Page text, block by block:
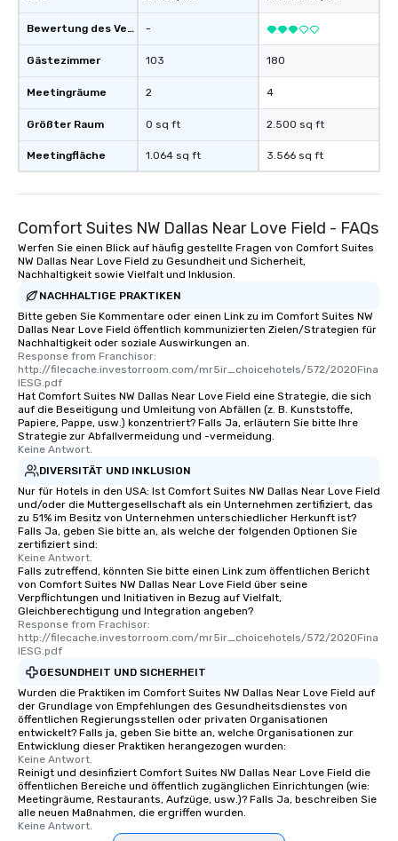
Bewertung des Veranstaltungsortes
Gästezimmer
Meetingräume
Größter Raum
Meetingfläche
-
103
2
0 sq ft
1.064 sq ft
180
4
2.500 sq ft
3.566 sq ft
Comfort Suites NW Dallas Near Love Field - FAQs
Werfen Sie einen Blick auf häufig gestellte Fragen von Comfort Suites
NW Dallas Near Love Field zu Gesundheit und Sicherheit,
Nachhaltigkeit sowie Vielfalt und Inklusion.
NACHHALTIGE PRAKTIKEN
Bitte geben Sie Kommentare oder einen Link zu im Comfort Suites NW
Dallas Near Love Field öffentlich kommunizierten Zielen/Strategien für
Nachhaltigkeit oder soziale Auswirkungen an.
Response from Franchisor:
http://filecache.investorroom.com/mr5ir_choicehotels/572/2020Fina
lESG.pdf
Hat Comfort Suites NW Dallas Near Love Field eine Strategie, die sich
auf die Beseitigung und Umleitung von Abfällen (z. B. Kunststoffe,
Papiere, Pappe, usw.) konzentriert? Falls Ja, erläutern Sie bitte Ihre
Strategie zur Abfallvermeidung und -vermeidung.
Keine Antwort.
DIVERSITÄT UND INKLUSION
Nur für Hotels in den USA: Ist Comfort Suites NW Dallas Near Love Field
und/oder die Muttergesellschaft als ein Unternehmen zertifiziert, das
zu 51% im Besitz von Unternehmen unterschiedlicher Herkunft ist?
Falls Ja, geben Sie bitte an, als welche der folgenden Optionen Sie
zertifiziert sind:
Keine Antwort.
Falls zutreffend, könnten Sie bitte einen Link zum öffentlichen Bericht
von Comfort Suites NW Dallas Near Love Field über seine
Verpflichtungen und Initiativen in Bezug auf Vielfalt,
Gleichberechtigung und Integration angeben?
Response from Frachisor:
http://filecache.investorroom.com/mr5ir_choicehotels/572/2020Fina
lESG.pdf
GESUNDHEIT UND SICHERHEIT
Wurden die Praktiken im Comfort Suites NW Dallas Near Love Field auf
der Grundlage von Empfehlungen des Gesundheitsdienstes von
öffentlichen Regierungsstellen oder privaten Organisationen
entwickelt? Falls ja, geben Sie bitte an, welche Organisationen zur
Entwicklung dieser Praktiken herangezogen wurden:
Keine Antwort.
Reinigt und desinfiziert Comfort Suites NW Dallas Near Love Field die
öffentlichen Bereiche und öffentlich zugänglichen Einrichtungen (wie:
Meetingräume, Restaurants, Aufzüge, usw.)? Falls Ja, beschreiben Sie
alle neuen Maßnahmen, die ergriffen wurden.
Keine Antwort.